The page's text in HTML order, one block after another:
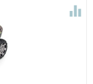
